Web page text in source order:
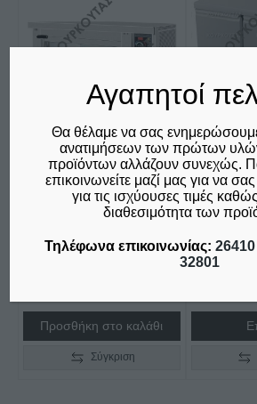
ΦΟΥΡΝΟΣ
ΗΛΕΚΤΡΙΚΟΣ ΠΙΤΣΑΣ
KING 1 ΕΠΙΠΕΔΟΥ FP
€1.580,00
Προσθήκη στο καλάθι
Σύγκριση
ΨΥΓΕΙΟ
ΨΥΚΤΙΚΟ
€615,00 –
δεν
έχει
επιλογές
μπορούν
να
επιλεγούν
στη
σελίδα
του
Αγαπητοί
Θα θέλαμε να σας
ανατιμήσεων των πρώτων υλών
προϊόντων αλλάζουν συνεχώς.
επικοινωνείτε μαζί μας για να
για τις ισχύουσες τιμές
διαθεσιμότητα των
Τηλέφωνα επικοινωνίας:
32801